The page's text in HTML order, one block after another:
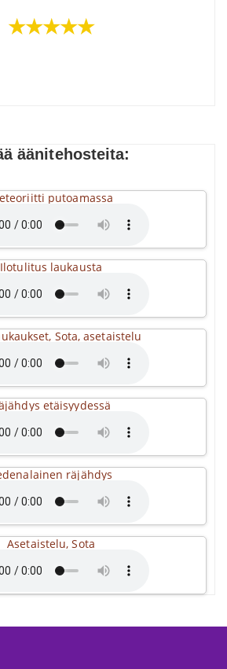
★★★★★
äänitehosteita:
putoamassa
Ilotulitus laukausta
Sota, asetaistelu
etäisyydessä
räjähdys
Asetaistelu, Sota